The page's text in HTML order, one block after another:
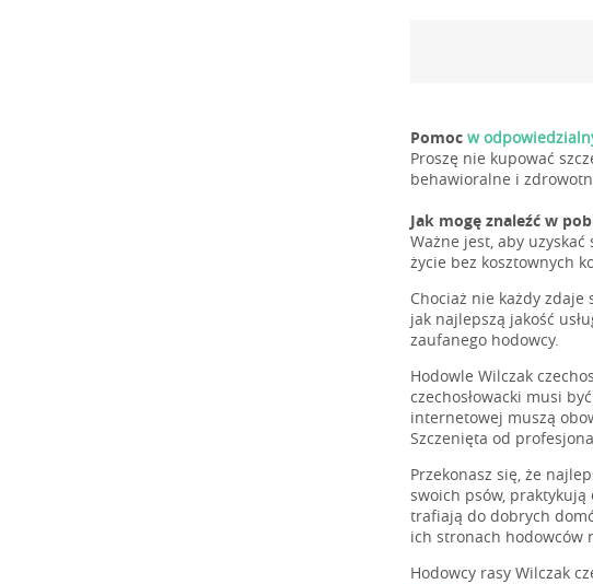
Pomoc w
Proszę nie kupować
behawioralne i
Jak mogę znaleźć w
Ważne jest, aby
życie bez kosztownych
Chociaż nie każdy
jak najlepszą jakość
zaufanego hodowcy.
Hodowle Wilczak
czechosłowacki musi
internetowej muszą
Szczenięta od
Przekonasz się, że
swoich psów,
trafiają do dobrych
ich stronach hodowców
Hodowcy rasy Wilczak